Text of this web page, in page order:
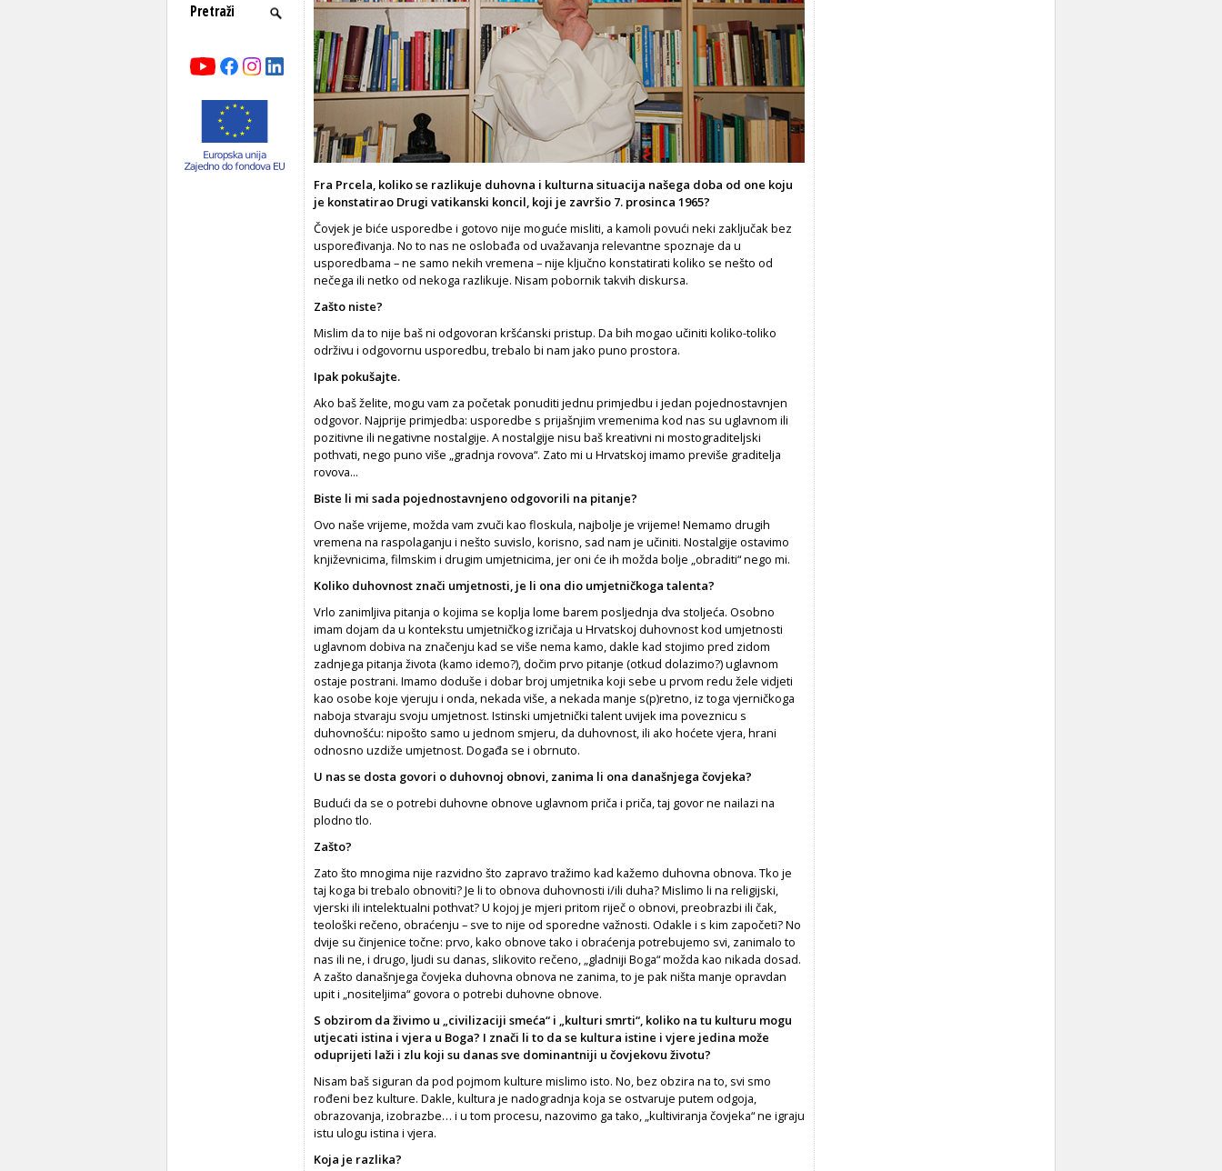
Fra Prcela, koliko se razlikuje duhovna i kulturna situacija našega doba od one koju
je konstatirao Drugi vatikanski koncil, koji je završio 7. prosinca 1965?
Čovjek je biće usporedbe i gotovo nije moguće misliti, a kamoli povući neki zaključak bez
uspoređivanja. No to nas ne oslobađa od uvažavanja relevantne spoznaje da u
usporedbama – ne samo nekih vremena – nije ključno konstatirati koliko se nešto od
nečega ili netko od nekoga razlikuje. Nisam pobornik takvih diskursa.
Zašto niste?
Mislim da to nije baš ni odgovoran kršćanski pristup. Da bih mogao učiniti koliko-toliko
održivu i odgovornu usporedbu, trebalo bi nam jako puno prostora.
Ipak pokušajte.
Ako baš želite, mogu vam za početak ponuditi jednu primjedbu i jedan pojednostavnjen
odgovor. Najprije primjedba: usporedbe s prijašnjim vremenima kod nas su uglavnom ili
pozitivne ili negativne nostalgije. A nostalgije nisu baš kreativni ni mostograditeljski
pothvati, nego puno više „gradnja rovova“. Zato mi u Hrvatskoj imamo previše graditelja
rovova...
Biste li mi sada pojednostavnjeno odgovorili na pitanje?
Ovo naše vrijeme, možda vam zvuči kao floskula, najbolje je vrijeme! Nemamo drugih
vremena na raspolaganju i nešto suvislo, korisno, sad nam je učiniti. Nostalgije ostavimo
književnicima, filmskim i drugim umjetnicima, jer oni će ih možda bolje „obraditi“ nego mi.
Koliko duhovnost znači umjetnosti, je li ona dio umjetničkoga talenta?
Vrlo zanimljiva pitanja o kojima se koplja lome barem posljednja dva stoljeća. Osobno
imam dojam da u kontekstu umjetničkog izričaja u Hrvatskoj duhovnost kod umjetnosti
uglavnom dobiva na značenju kad se više nema kamo, dakle kad stojimo pred zidom
zadnjega pitanja života (kamo idemo?), dočim prvo pitanje (otkud dolazimo?) uglavnom
ostaje postrani. Imamo doduše i dobar broj umjetnika koji sebe u prvom redu žele vidjeti
kao osobe koje vjeruju i onda, nekada više, a nekada manje s(p)retno, iz toga vjerničkoga
naboja stvaraju svoju umjetnost. Istinski umjetnički talent uvijek ima poveznicu s
duhovnošću: nipošto samo u jednom smjeru, da duhovnost, ili ako hoćete vjera, hrani
odnosno uzdiže umjetnost. Događa se i obrnuto.
U nas se dosta govori o duhovnoj obnovi, zanima li ona današnjega čovjeka?
Budući da se o potrebi duhovne obnove uglavnom priča i priča, taj govor ne nailazi na
plodno tlo.
Zašto?
Zato što mnogima nije razvidno što zapravo tražimo kad kažemo duhovna obnova. Tko je
taj koga bi trebalo obnoviti? Je li to obnova duhovnosti i/ili duha? Mislimo li na religijski,
vjerski ili intelektualni pothvat? U kojoj je mjeri pritom riječ o obnovi, preobrazbi ili čak,
teološki rečeno, obraćenju – sve to nije od sporedne važnosti. Odakle i s kim započeti? No
dvije su činjenice točne: prvo, kako obnove tako i obraćenja potrebujemo svi, zanimalo to
nas ili ne, i drugo, ljudi su danas, slikovito rečeno, „gladniji Boga“ možda kao nikada dosad.
A zašto današnjega čovjeka duhovna obnova ne zanima, to je pak ništa manje opravdan
upit i „nositeljima“ govora o potrebi duhovne obnove.
S obzirom da živimo u „civilizaciji smeća“ i „kulturi smrti“, koliko na tu kulturu mogu
utjecati istina i vjera u Boga? I znači li to da se kultura istine i vjere jedina može
oduprijeti laži i zlu koji su danas sve dominantniji u čovjekovu životu?
Nisam baš siguran da pod pojmom kulture mislimo isto. No, bez obzira na to, svi smo
rođeni bez kulture. Dakle, kultura je nadogradnja koja se ostvaruje putem odgoja,
obrazovanja, izobrazbe… i u tom procesu, nazovimo ga tako, „kultiviranja čovjeka“ ne igraju
istu ulogu istina i vjera.
Koja je razlika?